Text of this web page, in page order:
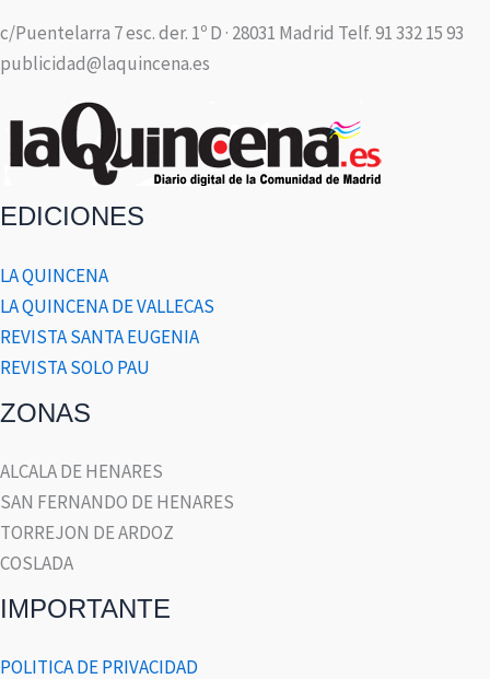
c/Puentelarra 7 esc. der. 1º D · 28031 Madrid Telf. 91 332 15 93
publicidad@laquincena.es
EDICIONES
LA QUINCENA
LA QUINCENA DE VALLECAS
REVISTA SANTA EUGENIA
REVISTA SOLO PAU
ZONAS
ALCALA DE HENARES
SAN FERNANDO DE HENARES
TORREJON DE ARDOZ
COSLADA
IMPORTANTE
POLITICA DE PRIVACIDAD